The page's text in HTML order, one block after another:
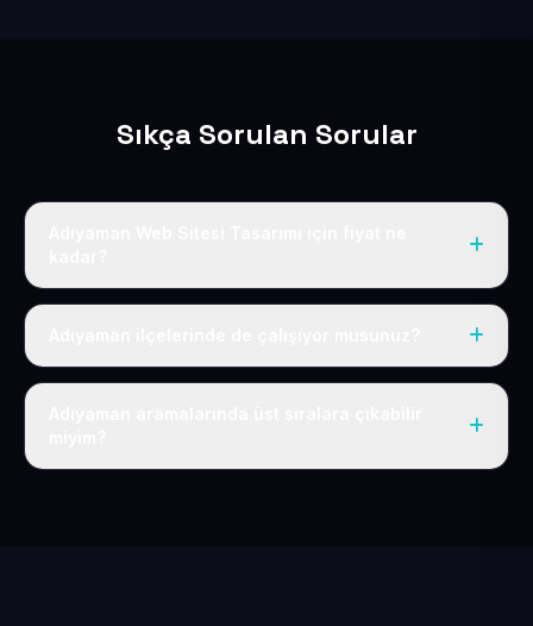
Sıkça Sorulan Sorular
Adıyaman dahil Türkiye’nin her yerinde geçerli yıllık tek
Elbette; Adıyaman iline bağlı bütün ilçelere uzaktan ve